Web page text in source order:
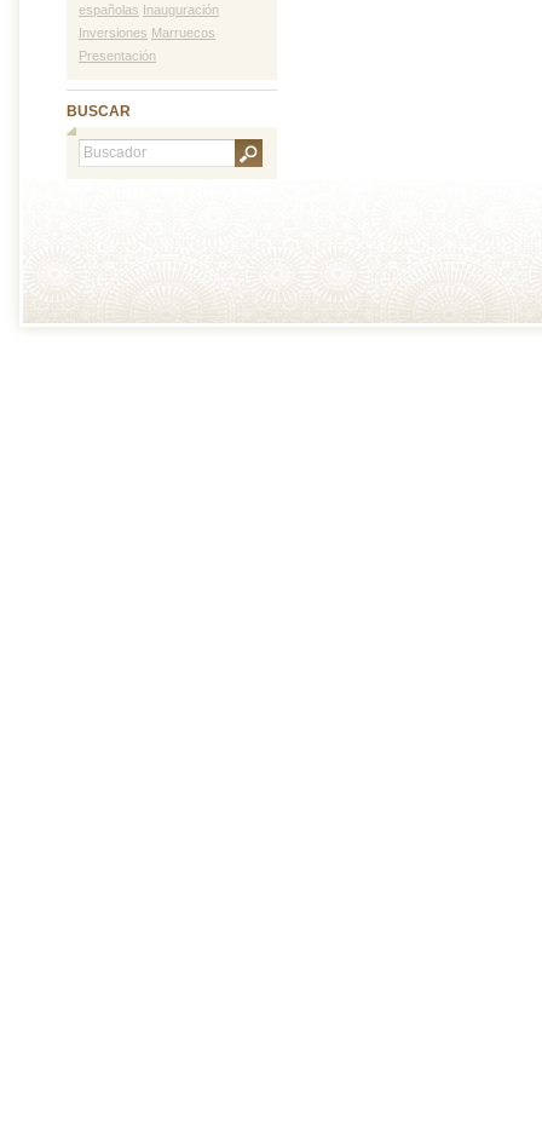
españolas Inauguración
Inversiones Marruecos
Presentación
BUSCAR